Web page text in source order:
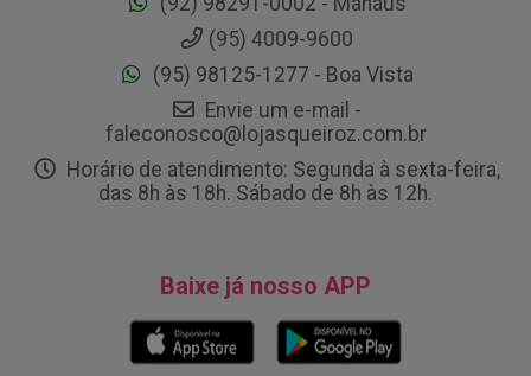
(95) 4009-9600
(95) 98125-1277 - Boa Vista
Envie um e-mail -
faleconosco@lojasqueiroz.com.br
Horário de atendimento: Segunda à sexta-feira,
das 8h às 18h. Sábado de 8h às 12h.
Baixe já nosso APP